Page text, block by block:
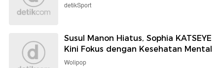
detikSport
Susul Manon Hiatus, Sophia KATSEYE
Kini Fokus dengan Kesehatan Mental
Wolipop